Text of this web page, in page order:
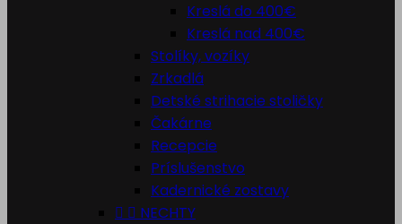
Kreslá do 400€
Kreslá nad 400€
Stolíky, vozíky
Zrkadlá
Detské strihacie stoličky
Čakárne
Recepcie
Príslušenstvo
Kadernické zostavy
  NECHTY